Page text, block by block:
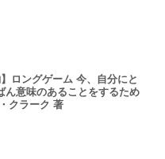
】ロングゲーム 今、自分にと
ん意味のあることをするため
クラーク 著